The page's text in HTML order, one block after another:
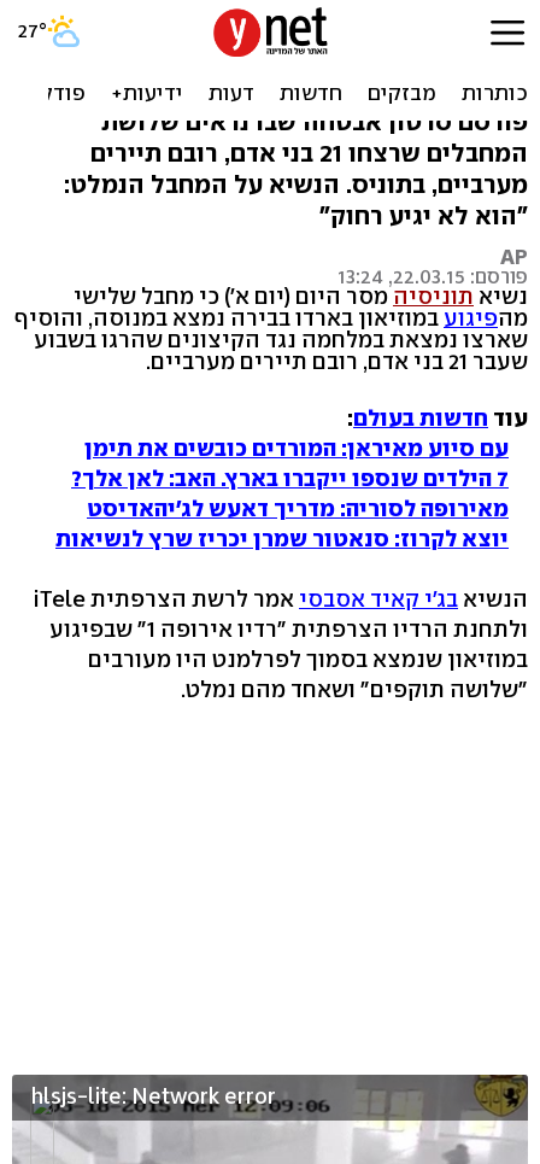
2 חוסלו, אחד ברח: צפו
במחבלים מהמוזיאון
פורסם סרטון אבטחה שבו נראים שלושת
המחבלים שרצחו 21 בני אדם, רובם תיירים
מערביים, בתוניס. הנשיא על המחבל הנמלט:
"הוא לא יגיע רחוק"
AP
פורסם: 22.03.15, 13:24
נשיא תוניסיהמסר היום (יום א') כי מחבל שלישי
מהפיגוע במוזיאון בארדו בבירה נמצא במנוסה, והוסיף
שארצו נמצאת במלחמה נגד הקיצונים שהרגו בשבוע
שעבר 21 בני אדם, רובם תיירים מערביים.
עוד חדשות בעולם:
עם סיוע מאיראן: המורדים כובשים את תימן
7 הילדים שנספו ייקברו בארץ. האב: לאן אלך?
מאירופה לסוריה: מדריך דאעש לג'יהאדיסט
יוצא לקרוז: סנאטור שמרן יכריז שרץ לנשיאות
הנשיא בג'י קאיד אסבסי
אמר לרשת הצרפתית iTele
ולתחנת הרדיו הצרפתית "רדיו אירופה 1" שבפיגוע
במוזיאון שנמצא בסמוך לפרלמנט היו מעורבים
"שלושה תוקפים" ושאחד מהם נמלט.
hlsjs-lite: Network error